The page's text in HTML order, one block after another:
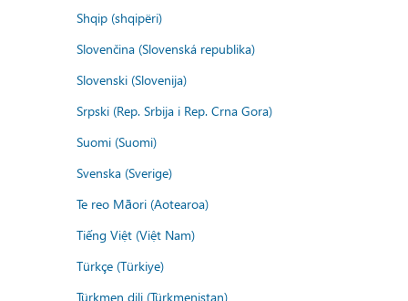
Shqip (shqipëri)
Slovenčina (Slovenská republika)
Slovenski (Slovenija)
Srpski (Rep. Srbija i Rep. Crna Gora)
Suomi (Suomi)
Svenska (Sverige)
Te reo Māori (Aotearoa)
Tiếng Việt (Việt Nam)
Türkçe (Türkiye)
Türkmen dili (Türkmenistan)